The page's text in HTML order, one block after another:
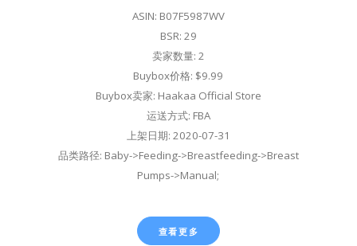
ASIN: B07F5987WV
BSR: 29
卖家数量: 2
Buybox价格: $9.99
Buybox卖家: Haakaa Official Store
运送方式: FBA
上架日期: 2020-07-31
品类路径: Baby->Feeding->Breastfeeding->Breast
Pumps->Manual;
查看更多